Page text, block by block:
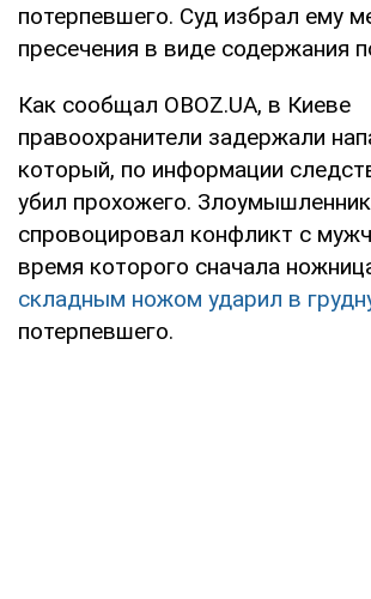
потерпевшего. Суд избрал ему
пресечения в виде содержания
Как сообщал OBOZ.UA, в Киеве
правоохранители задержали
который, по информации
убил прохожего. Злоумышленник
спровоцировал конфликт с
время которого сначала
складным ножом ударил в
потерпевшего.